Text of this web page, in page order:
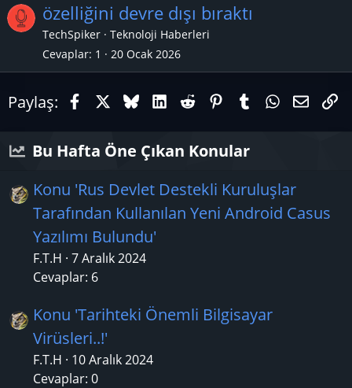
ı
özelliğini devre dışı bıraktı
TechSpiker
Teknoloji Haberleri
Cevaplar 1 20 Ocak 2026
Paylaş: FacebookX (Twitter)
BlueskyLinkedIn
RedditPinterestTumblrE-
Bu Hafta Öne Çıkan Konular
Konu 'Rus Devlet Destekli Kuruluşlar
Tarafından Kullanılan Yeni Android Casus
Yazılımı Bulundu'
F.T.H 7 Aralık 2024
Cevaplar: 6
Konu 'Tarihteki Önemli Bilgisayar
Virüsleri..!'
F.T.H
10 Aralık 2024
Cevaplar: 0